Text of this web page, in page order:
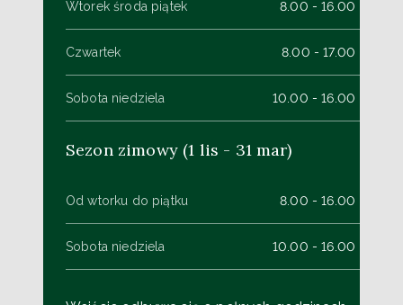
Wtorek środa piątek 8.00 - 16.00
Czwartek 8.00 - 17.00
Sobota niedziela 10.00 - 16.00
Sezon zimowy (1 lis - 31 mar)
Od wtorku do piątku 8.00 - 16.00
Sobota niedziela 10.00 - 16.00